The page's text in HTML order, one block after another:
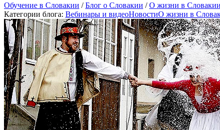
Обучение в Словакии /Блог о Словакии /О жизни в Словакии
Категории блога: Вебинары и видеоНовостиО жизни в